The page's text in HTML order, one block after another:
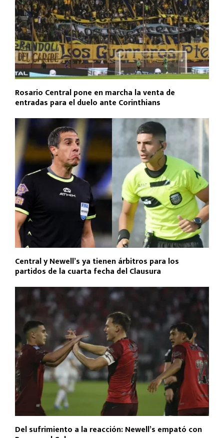
Rosario Central pone en marcha la venta de
entradas para el duelo ante Corinthians
Central y Newell’s ya tienen árbitros para los
partidos de la cuarta fecha del Clausura
Del sufrimiento a la reacción: Newell’s empató con